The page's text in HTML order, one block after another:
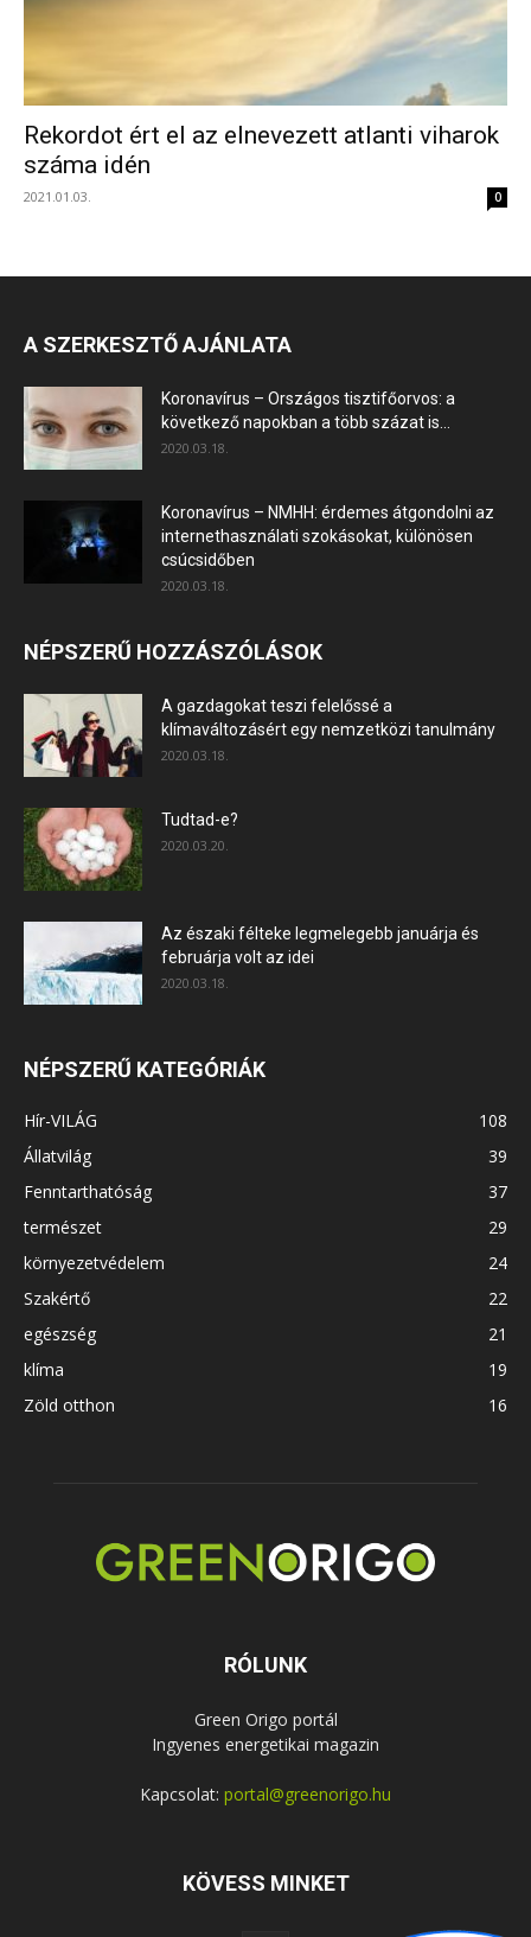
Rekordot ért el az elnevezett atlanti viharok
száma idén
2021.01.03. 0
A SZERKESZTŐ AJÁNLATA
Koronavírus – Országos tisztifőorvos: a
következő napokban a több százat is...
2020.03.18.
Koronavírus – NMHH: érdemes átgondolni az
internethasználati szokásokat, különösen
csúcsidőben
2020.03.18.
NÉPSZERŰ HOZZÁSZÓLÁSOK
A gazdagokat teszi felelőssé a
klímaváltozásért egy nemzetközi tanulmány
2020.03.18.
Tudtad-e?
2020.03.20.
Az északi félteke legmelegebb januárja és
februárja volt az idei
2020.03.18.
NÉPSZERŰ KATEGÓRIÁK
Hír-VILÁG
108
Állatvilág
39
Fenntarthatóság
37
természet
29
környezetvédelem
24
Szakértő
22
egészség
21
klíma
19
Zöld otthon
16
RÓLUNK
Green Origo portál
Ingyenes energetikai magazin
Kapcsolat: portal@greenorigo.hu
KÖVESS MINKET